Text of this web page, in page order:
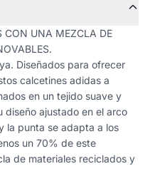
CON UNA MEZCLA DE
Diseñados para ofrecer
calcetines adidas a
en un tejido suave y
diseño ajustado en el arco
la punta se adapta a los
un 70% de este
de materiales reciclados y